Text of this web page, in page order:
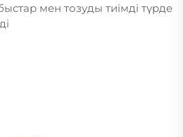
мен тозуды тиімді түрде